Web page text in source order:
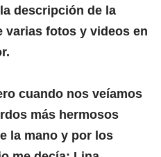
descripción de la
varias fotos y videos en
cuando nos veíamos
más hermosos
la mano y por los